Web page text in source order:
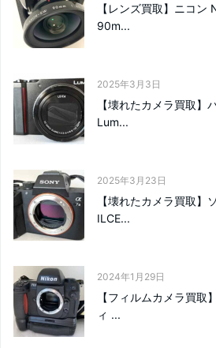
【レンズ買取】ニコン
90m...
2025年3月3日
【壊れたカメラ買取】
Lum...
2025年3月23日
【壊れたカメラ買取】
ILCE...
2024年1月29日
【フィルムカメラ買
ィ ...